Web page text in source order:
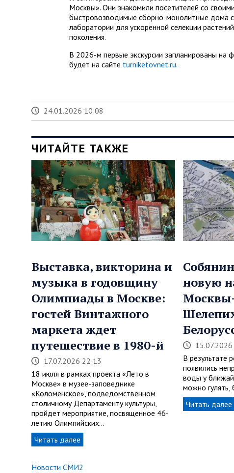
Москвы». Они знакомили посетителей со
быстровозводимые сборно-монолитные дома
лаборатории для ускоренной селекции
поколения.
В 2026-м первые экскурсии запланированы на
будет на сайте turniketovnet.ru.
24.01.2026 10:08
ЧИТАЙТЕ ТАКЖЕ
Выставка, викторина и
музыка в годовщину
Олимпиады в Москве:
гостей Винтажного
маркета ждет
путешествие в 1980-й
17.07.2026 22:13
18 июля в рамках проекта «Лето в
Москве» в музее-заповеднике
«Коломенское», подведомственном
столичному Департаменту культуры,
пройдет мероприятие, посвященное 46-
летию Олимпийских…
Читать далее
новую
В результате
появились
воды у
можно гулять,
Читать далее
Новости СМИ2